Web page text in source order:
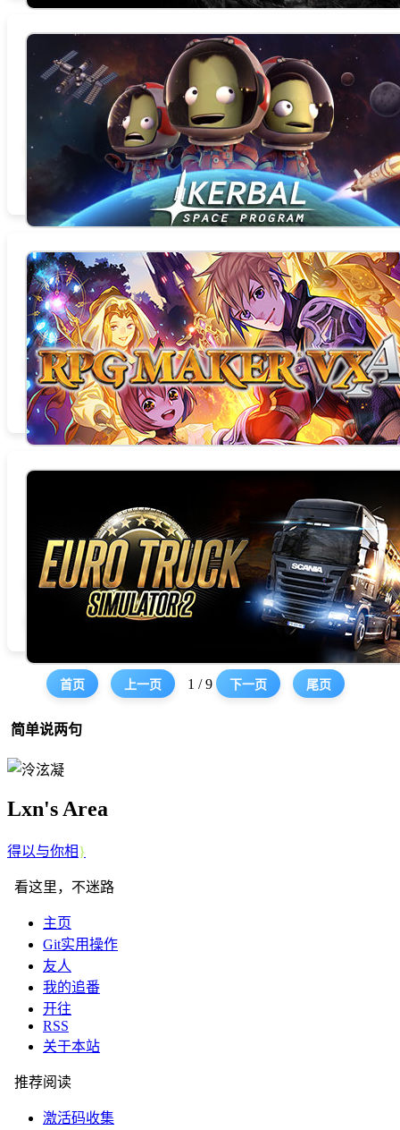
Kerbal Space Program
总时数 0.0 小时
商店页面 论坛 查找社区组 官方网站
相关新闻 STEAMDB
RPG Maker VX Ace
总时数 0.0 小时
商店页面 论坛 查找社区组 官方网站
相关新闻 STEAMDB
总时数 14.5 小时
商店页面 论坛 查找社区组 官方网站
相关新闻 STEAMDB
首页 上一页 1 / 9 下一页 尾页
简单说两句
Lxn's Area
得Oj.Q}
看这里，不迷路
主页
Git实用操作
友人
我的追番
开往
RSS
关于本站
推荐阅读
激活码收集